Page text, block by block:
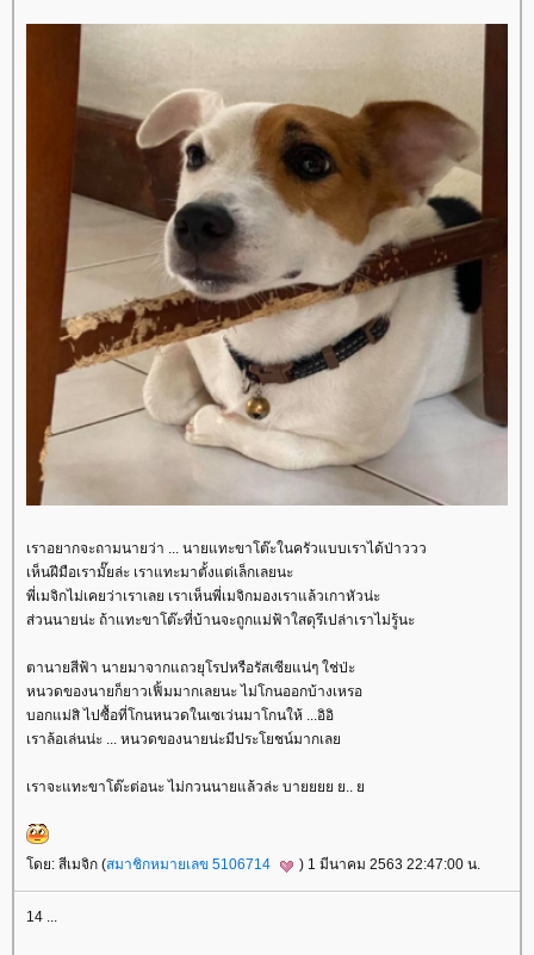
เราอยากจะถามนายว่า ... นายแทะขาโต๊ะในครัวแบบเราได้ป่าววว
เห็นฝีมือเรามั๊ยล่ะ เราแทะมาตั้งแต่เล็กเลยนะ
พี่เมจิกไม่เคยว่าเราเลย เราเห็นพี่เมจิกมองเราแล้วเกาหัวน่ะ
ส่วนนายน่ะ ถ้าแทะขาโต๊ะที่บ้านจะถูกแม่ฟ้าใสดุรึเปล่าเราไม่รู้นะ
ตานายสีฟ้า นายมาจากแถวยุโรปหรือรัสเซียแน่ๆ ใช่ป่ะ
หนวดของนายก็ยาวเฟิ้มมากเลยนะ ไม่โกนออกบ้างเหรอ
บอกแม่สิ ไปซื้อที่โกนหนวดในเซเว่นมาโกนให้ ...อิอิ
เราล้อเล่นน่ะ ... หนวดของนายน่ะมีประโยชน์มากเล
เราจะแทะขาโต๊ะต่อนะ ไม่กวนนายแล้วล่ะ บายยยย ย..
ดย: สีเมจิก (สมาชิกหมายเลข 5106714 ) 1 มีนาคม 2563 22:47:00 น.
14 ...